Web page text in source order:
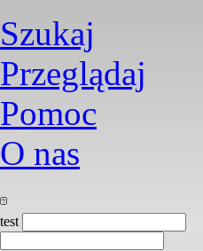
Szukaj
Przeglądaj
Pomoc
O nas
test